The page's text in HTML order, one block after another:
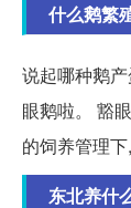
什么鹅繁
说起哪种鹅
眼鹅啦。 豁
的饲养管理
东北养什